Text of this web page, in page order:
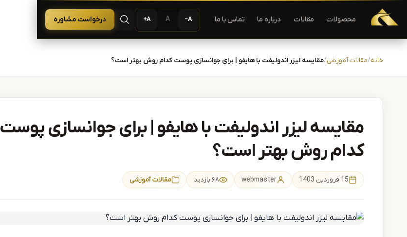
پرش به محتوا
دستگاه لیزر موهای زاید | دستگاه لاغری | آفرودیت لیزر — تجهیزات لیزر و زیبایی
محصولات مقالات درباره ما تماس با ما A−
A
A+
باز کردن جستجو
درخواست مشاوره
خانه مقالات آموزشی مقایسه لیزر اندولیفت با هایفو | برای جوانسازی پوست کدام روش بهتر است؟
مقایسه لیزر اندولیفت با هایفو | برای جوانسازی پوست
کدام روش بهتر است؟
15 فروردین 1403 webmaster ۶۸ بازدید مقالات آموزشی